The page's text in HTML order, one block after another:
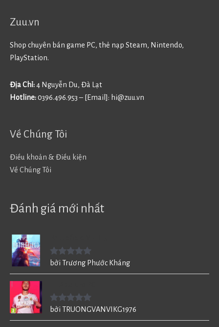
Zuu.vn
Shop chuyên bán game PC, thẻ nạp Steam, Nintendo,
PlayStation.
Địa Chỉ:4 Nguyễn Du, Đà Lạt
Hotline:0396.496.953 – [Email]: hi@zuu.vn
Về Chúng Tôi
Điều khoản & Điều kiện
Về Chúng Tôi
Đánh giá mới nhất
Được xếp
bởi Trương Phước Kháng
Được xếp
bởi TRUONGVANVIKG1976